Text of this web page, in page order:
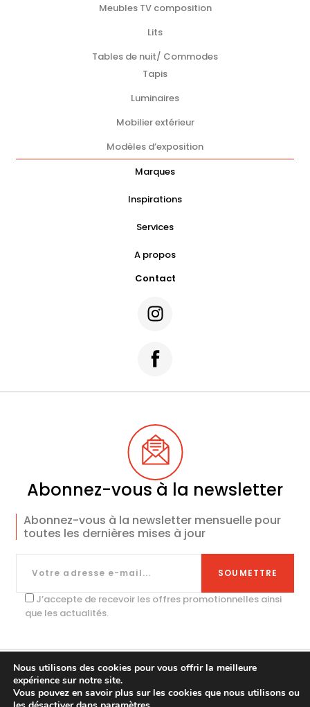
Meubles TV composition
Lits
Tables de nuit/ Commodes
Tapis
Luminaires
Mobilier extérieur
Modèles d’exposition
Marques
Inspirations
Services
A propos
Contact
Abonnez-vous à la newsletter
Abonnez-vous à la newsletter mensuelle pour
toutes les dernières mises à jour
J’accepte de recevoir les offres promotionnelles ainsi
que les actualités.
@Copyright 2024 idealdesign-mobilier
Politique de confidentialité des données
Nous utilisons des cookies pour vous offrir la meilleure
expérience sur notre site.
Vous pouvez en savoir plus sur les cookies que nous utilisons ou